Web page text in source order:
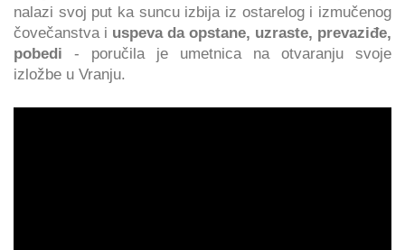
nalazi svoj put ka suncu izbija iz ostarelog i izmučenog
čovečanstva i uspeva da opstane, uzraste, prevaziđe,
pobedi - poručila je umetnica na otvaranju svoje
izložbe u Vranju.